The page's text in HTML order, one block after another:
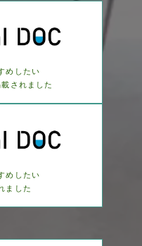
めしたい
載されました
めしたい
ました